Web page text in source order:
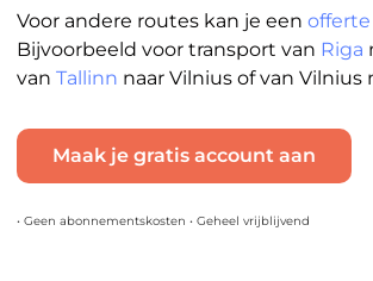
Voor andere routes kan je een offerte
Bijvoorbeeld voor transport van Riga
van Tallinn naar Vilnius of van Vilnius
Maak je gratis account aan
• Geen abonnementskosten • Geheel vrijblijvend